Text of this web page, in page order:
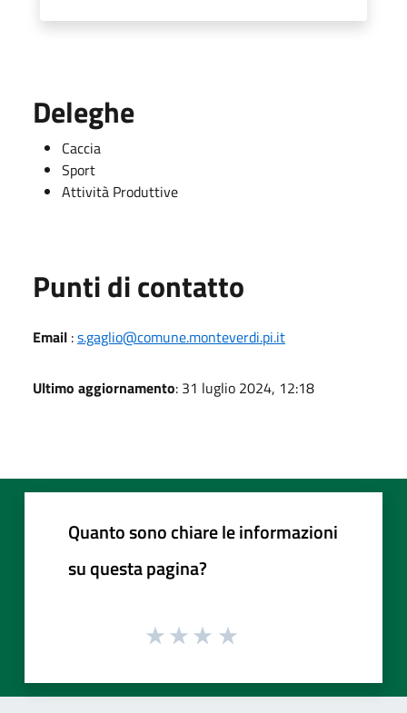
Deleghe
Caccia
Sport
Attività Produttive
Punti di contatto
Email :s.gaglio@comune.monteverdi.pi.it
Ultimo aggiornamento: 31 luglio 2024, 12:18
Quanto sono chiare le informazioni
su questa pagina?